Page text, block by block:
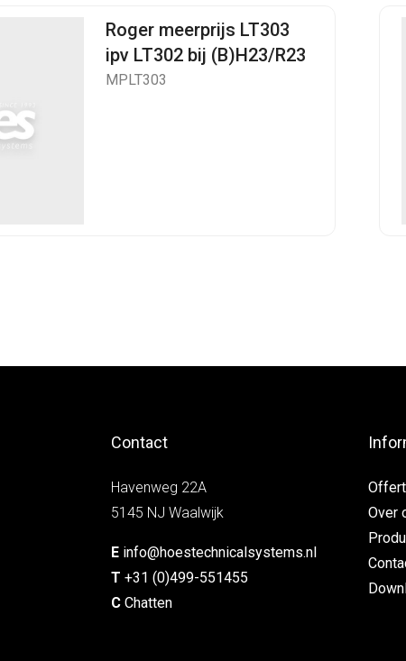
Roger meerprijs LT303
ipv LT302 bij (B)H23/R23
MPLT303
Contact
Havenweg 22A
5145 NJ Waalwijk
E info@hoestechnicalsystems.nl
T +31 (0)499-551455
C Chatten
Over